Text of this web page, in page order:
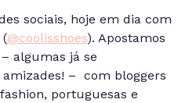
sociais, hoje em dia com
(@coolisshoes). Apostamos
algumas já se
– com bloggers
portuguesas e